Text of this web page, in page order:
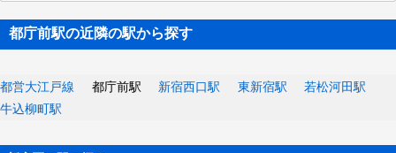
都庁前駅の近隣の駅から探す
都営大江戸線 都庁前駅 新宿西口駅 東新宿駅
若松河田駅
牛込柳町駅